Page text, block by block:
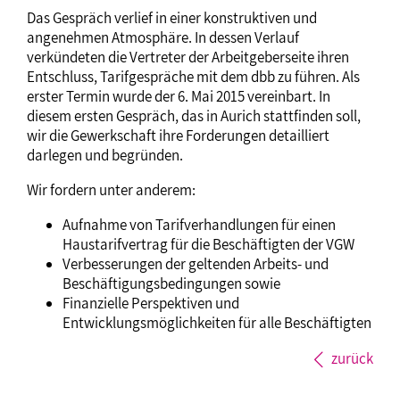
Das Gespräch verlief in einer konstruktiven und
angenehmen Atmosphäre. In dessen Verlauf
verkündeten die Vertreter der Arbeitgeberseite ihren
Entschluss, Tarifgespräche mit dem dbb zu führen. Als
erster Termin wurde der 6. Mai 2015 vereinbart. In
diesem ersten Gespräch, das in Aurich stattfinden soll,
wir die Gewerkschaft ihre Forderungen detailliert
darlegen und begründen.
Wir fordern unter anderem:
Aufnahme von Tarifverhandlungen für einen
Haustarifvertrag für die Beschäftigten der VGW
Verbesserungen der geltenden Arbeits- und
Beschäftigungsbedingungen sowie
Finanzielle Perspektiven und
Entwicklungsmöglichkeiten für alle Beschäftigten
zurück